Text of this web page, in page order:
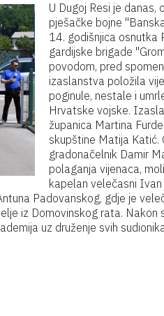
U Dugoj Resi je
pješačke bojne
14. godišnjica osnutka
gardijske brigade
povodom, pred
izaslanstva položila
poginule, nestale i
Hrvatske vojske.
županica Martina
skupštine Matija Katić.
gradonačelnik Damir
polaganja vijenaca,
kapelan velečasni
Padovanskog, gdje je
iz Domovinskog rata.
uz druženje svih